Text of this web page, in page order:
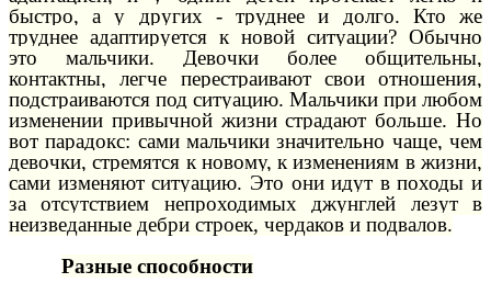
быстро, а у других - труднее и долго. Кто же
труднее адаптируется к новой ситуации? Обычно
это мальчики. Девочки более общительны,
контактны, легче перестраивают свои отношения,
подстраиваются под ситуацию. Мальчики при любом
изменении привычной жизни страдают больше. Но
вот парадокс: сами мальчики значительно чаще, чем
девочки, стремятся к новому, к изменениям в жизни,
сами изменяют ситуацию. Это они идут в походы и
за отсутствием непроходимых джунглей лезут в
неизведанные дебри строек, чердаков и подвалов.
Разные способности